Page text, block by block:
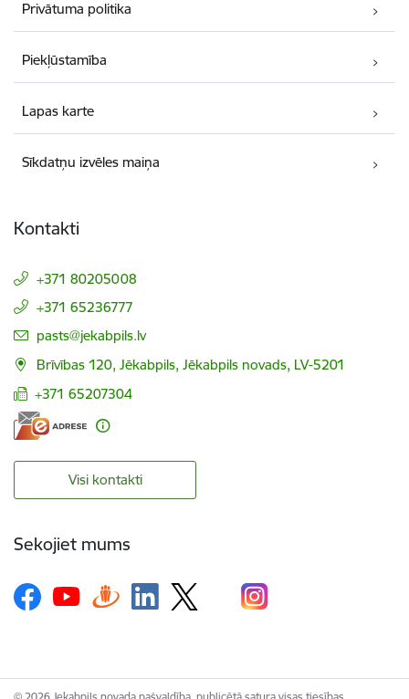
Privātuma politika
Piekļūstamība
Lapas karte
Sīkdatņu izvēles maiņa
Kontakti
+371 80205008
+371 65236777
E-pasts:
pasts@jekabpils.lv
Brīvības 120, Jēkabpils, Jēkabpils novads, LV-5201
+371 65207304
Visi kontakti
Sekojiet mums